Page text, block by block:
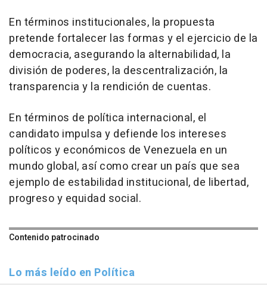
En términos institucionales, la propuesta
pretende fortalecer las formas y el ejercicio de la
democracia, asegurando la alternabilidad, la
división de poderes, la descentralización, la
transparencia y la rendición de cuentas.
En términos de política internacional, el
candidato impulsa y defiende los intereses
políticos y económicos de Venezuela en un
mundo global, así como crear un país que sea
ejemplo de estabilidad institucional, de libertad,
progreso y equidad social.
Contenido patrocinado
Lo más leído en Política